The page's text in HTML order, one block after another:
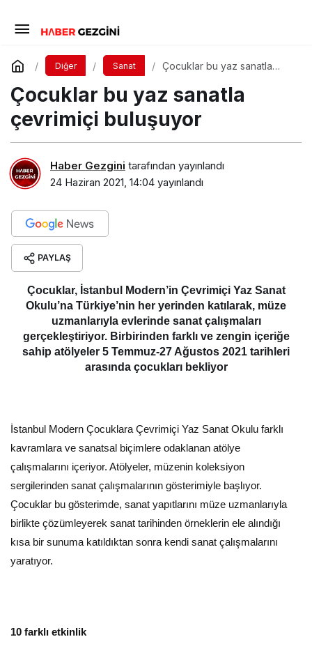
Diğer Sanat
Çocuklar bu yaz sanatla
Çocuklar bu yaz sanatla
çevrimiçi buluşuyor
Haber Gezgini tarafından yayınlandı
24 Haziran 2021, 14:04 yayınlandı
PAYLAŞ
Çocuklar, İstanbul Modern’in Çevrimiçi Yaz Sanat
Okulu’na Türkiye’nin her yerinden katılarak, müze
uzmanlarıyla evlerinde sanat çalışmaları
gerçekleştiriyor. Birbirinden farklı ve zengin içeriğe
sahip atölyeler 5 Temmuz-27 Ağustos 2021 tarihleri
arasında çocukları bekliyor
İstanbul Modern Çocuklara Çevrimiçi Yaz Sanat Okulu farklı
kavramlara ve sanatsal biçimlere odaklanan atölye
çalışmalarını içeriyor. Atölyeler, müzenin koleksiyon
sergilerinden sanat çalışmalarının gösterimiyle başlıyor.
Çocuklar bu gösterimde, sanat yapıtlarını müze uzmanlarıyla
birlikte çözümleyerek sanat tarihinden örneklerin ele alındığı
kısa bir sunuma katıldıktan sonra kendi sanat çalışmalarını
yaratıyor.
10 farklı etkinlik